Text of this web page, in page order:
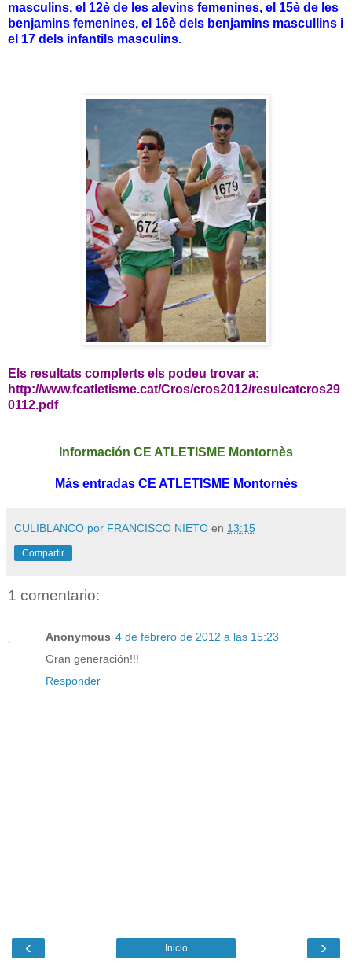
masculins, el 12è de les alevins femenines, el 15è de les
benjamins femenines, el 16è dels benjamins mascullins i
el 17 dels infantils masculins.
Els resultats complerts els podeu trovar a:
http://www.fcatletisme.cat/Cros/cros2012/resulcatcros29
0112.pdf
Información CE ATLETISME Montornès
Más entradas CE ATLETISME Montornès
CULIBLANCO por FRANCISCO NIETO en 13:15
Compartir
1 comentario:
Anonymous 4 de febrero de 2012 a las 15:23
Gran generación!!!
Responder
‹ ›
Inicio